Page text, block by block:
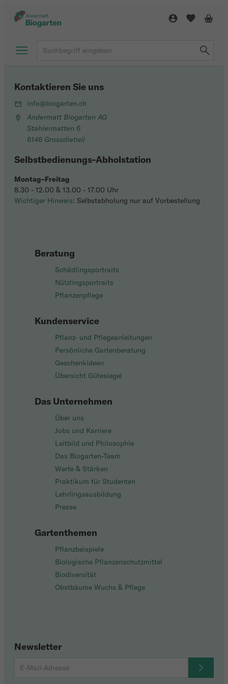
Beratung
Schädlingsportraits
Nützlingsportraits
Pflanzenpflege
Kundenservice
Pflanz- und Pflegeanleitungen
Persönliche Gartenberatung
Geschenkideen
Übersicht Gütesiegel
Das Unternehmen
Über uns
Jobs und Karriere
Leitbild und Philosophie
Das Biogarten-Team
Werte & Stärken
Praktikum für Studenten
Lehrlingsausbildung
Presse
Gartenthemen
Pflanzbeispiele
Biologische Pflanzenschutzmittel
Biodiversität
Obstbäume Wuchs & Pflege
Newsletter
Kontaktieren Sie uns
info@biogarten.ch
Andermatt Biogarten AG
Stahlermatten 6
6146 Grossdietwil
Selbstbedienungs-Abholstation
Montag–Freitag
8.30 - 12.00 & 13.00 - 17.00 Uhr
Wichtiger Hinweis: Selbstabholung nur auf Vorbestellung